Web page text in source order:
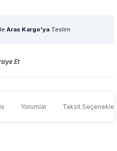
Aras Kargo'ya Teslim
Et
Yorumlar Taksit